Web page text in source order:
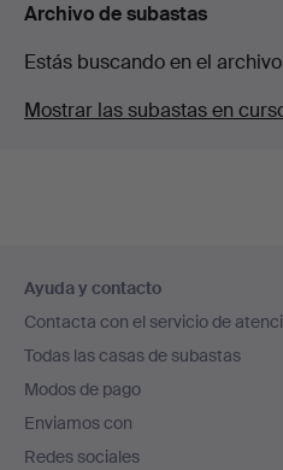
Archivo de subastas
Estás buscando en el
Mostrar las subastas en
en
el
pie
de
página
Ayuda y contacto
Contacta con el servicio de
Todas las casas de subastas
Modos de pago
Enviamos con
Redes sociales